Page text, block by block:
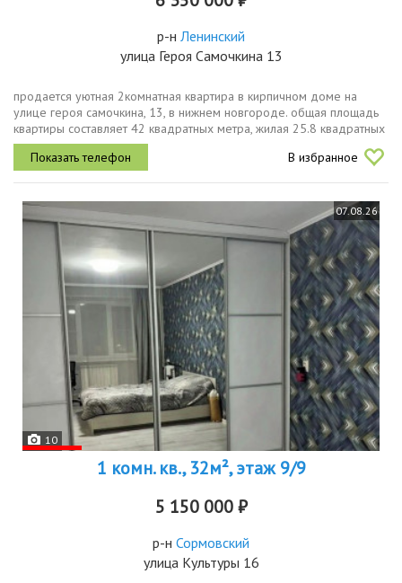
р-н Ленинский
улица Героя Самочкина 13
продается уютная 2комнатная квартира в кирпичном доме на
улице героя самочкина, 13, в нижнем новгороде. общая площадь
квартиры составляет 42 квадратных метра, жилая 25.8 квадратных
метра, площадь кухни 5.8 квадратных метра. квартира
расположена на...
В избранное
07.08.26
10
1 комн. кв., 32м², этаж 9/9
5 150 000 ₽
р-н Сормовский
улица Культуры 16